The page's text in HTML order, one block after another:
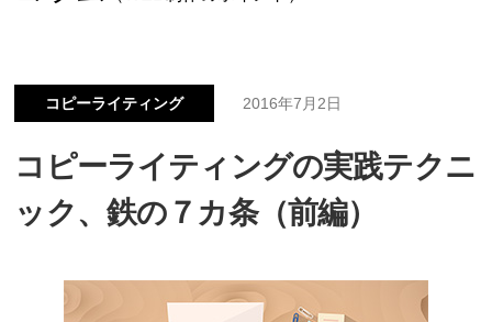
コピーライティング 2016年7月2日
コピーライティングの実践テクニ
ック、鉄の７カ条（前編）